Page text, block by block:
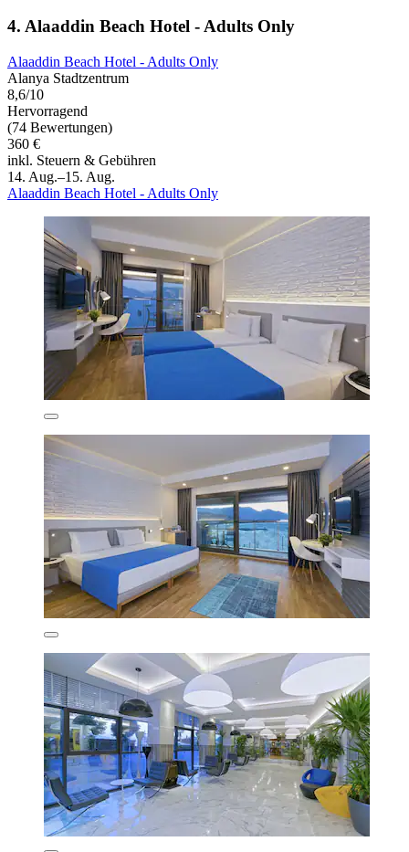
4. Alaaddin Beach Hotel - Adults Only
Alaaddin Beach Hotel - Adults Only
Alanya Stadtzentrum
8,6/10
Hervorragend
(74 Bewertungen)
360 €
inkl. Steuern & Gebühren
14. Aug.–15. Aug.
Alaaddin Beach Hotel - Adults Only